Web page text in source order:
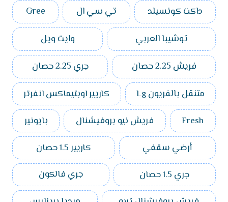
داكت كونسيلد
تي سي ال
Gree
توشيبا العربي
وايت ويل
فريش 2.25 حصان
جري 2.25 حصان
متنقل بالفريون Lg
كاريير اوبتيماكس انفرتر
Fresh
فريش نيو بروفيشنال
بايونير
أرضي سقفي
كاريير 1.5 حصان
جري 1.5 حصان
جري فالكون